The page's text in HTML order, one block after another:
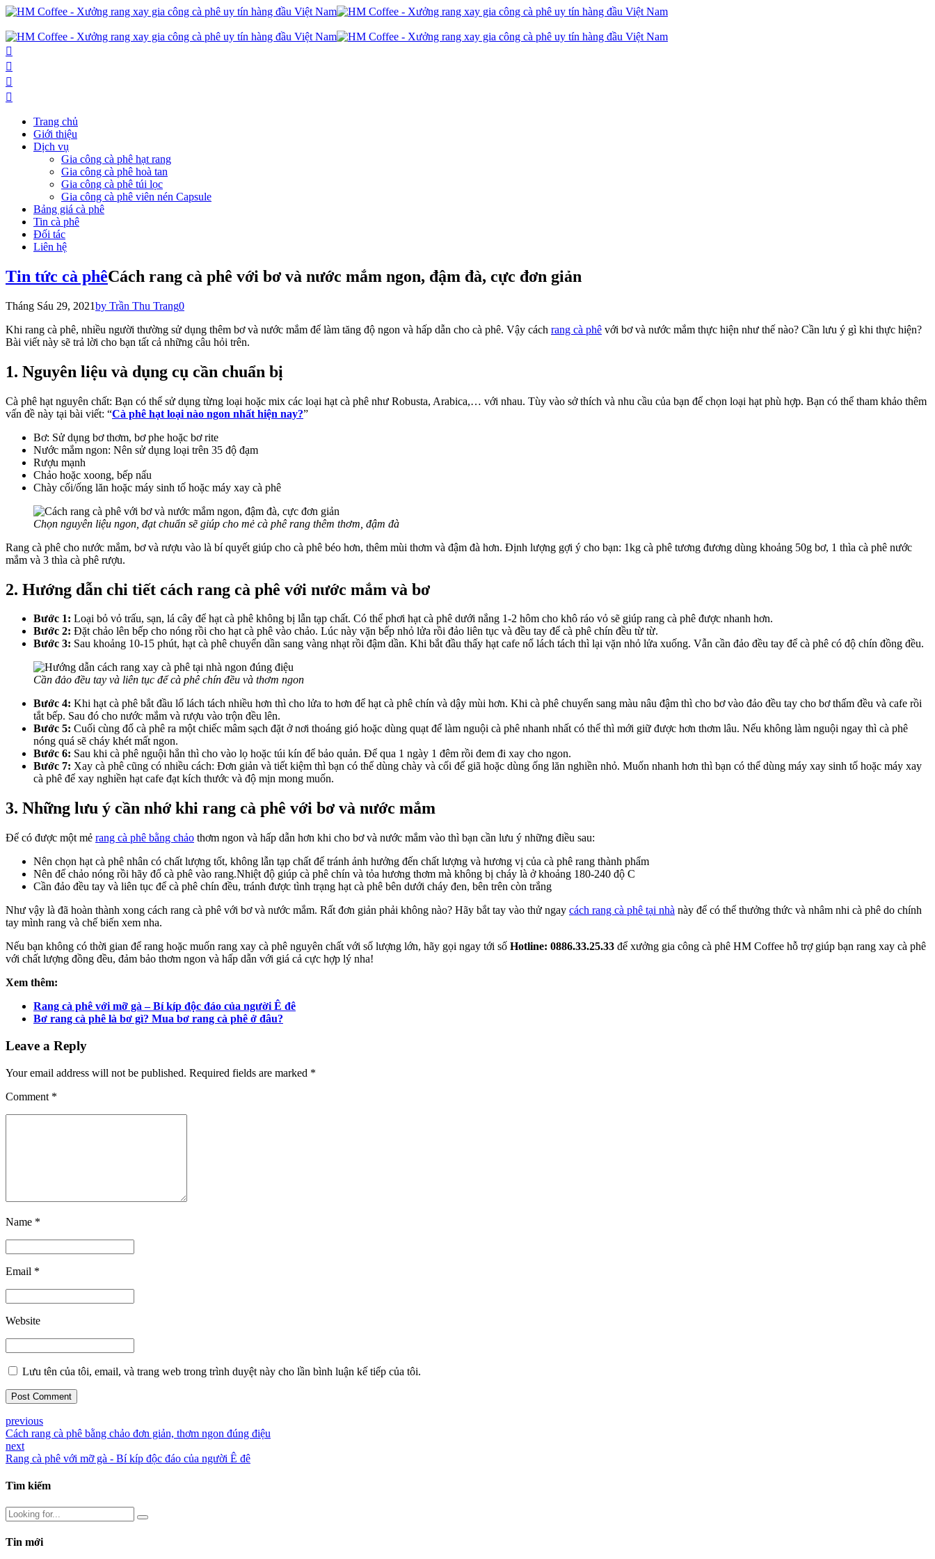
Trang chủ
Giới thiệu
Dịch vụ
Gia công cà phê hạt rang
Gia công cà phê hoà tan
Gia công cà phê túi lọc
Gia công cà phê viên nén Capsule
Bảng giá cà phê
Tin cà phê
Đối tác
Liên hệ
Tin tức cà phêCách rang cà phê với bơ và nước mắm ngon, đậm đà, cực đơn giản
Tháng Sáu 29, 2021by Trần Thu Trang0
Khi rang cà phê, nhiều người thường sử dụng thêm bơ và nước mắm để làm tăng độ ngon và hấp dẫn cho cà phê. Vậy cách rang cà phê với bơ và nước mắm thực hiện như thế nào? Cần lưu ý gì khi thực hiện?
Bài viết này sẽ trả lời cho bạn tất cả những câu hỏi trên.
1. Nguyên liệu và dụng cụ cần chuẩn bị
Cà phê hạt nguyên chất: Bạn có thể sử dụng từng loại hoặc mix các loại hạt cà phê như Robusta, Arabica,… với nhau. Tùy vào sở thích và nhu cầu của bạn để chọn loại hạt phù hợp. Bạn có thể tham khảo thêm
vấn đề này tại bài viết: “Cà phê hạt loại nào ngon nhất hiện nay?”
Bơ: Sử dụng bơ thơm, bơ phe hoặc bơ rite
Nước mắm ngon: Nên sử dụng loại trên 35 độ đạm
Rượu mạnh
Chảo hoặc xoong, bếp nấu
Chày cối/ống lăn hoặc máy sinh tố hoặc máy xay cà phê
Chọn nguyên liệu ngon, đạt chuẩn sẽ giúp cho mẻ cà phê rang thêm thơm, đậm đà
Rang cà phê cho nước mắm, bơ và rượu vào là bí quyết giúp cho cà phê béo hơn, thêm mùi thơm và đậm đà hơn. Định lượng gợi ý cho bạn: 1kg cà phê tương đương dùng khoảng 50g bơ, 1 thìa cà phê nước
mắm và 3 thìa cà phê rượu.
2. Hướng dẫn chi tiết cách rang cà phê với nước mắm và bơ
Bước 1: Loại bỏ vỏ trấu, sạn, lá cây để hạt cà phê không bị lẫn tạp chất. Có thể phơi hạt cà phê dưới nắng 1-2 hôm cho khô ráo vỏ sẽ giúp rang cà phê được nhanh hơn.
Bước 2: Đặt chảo lên bếp cho nóng rồi cho hạt cà phê vào chảo. Lúc này vặn bếp nhỏ lửa rồi đảo liên tục và đều tay để cà phê chín đều từ từ.
Bước 3: Sau khoảng 10-15 phút, hạt cà phê chuyển dần sang vàng nhạt rồi đậm dần. Khi bắt đầu thấy hạt cafe nổ lách tách thì lại vặn nhỏ lửa xuống. Vẫn cần đảo đều tay để cà phê có độ chín đồng đều.
Cần đảo đều tay và liên tục để cà phê chín đều và thơm ngon
Bước 4: Khi hạt cà phê bắt đầu lổ lách tách nhiều hơn thì cho lửa to hơn để hạt cà phê chín và dậy mùi hơn. Khi cà phê chuyển sang màu nâu đậm thì cho bơ vào đảo đều tay cho bơ thấm đều và cafe rồi
tắt bếp. Sau đó cho nước mắm và rượu vào trộn đều lên.
Bước 5: Cuối cùng đổ cà phê ra một chiếc mâm sạch đặt ở nơi thoáng gió hoặc dùng quạt để làm nguội cà phê nhanh nhất có thể thì mới giữ được hơn thơm lâu. Nếu không làm nguội ngay thì cà phê
nóng quá sẽ cháy khét mất ngon.
Bước 6: Sau khi cà phê nguội hẳn thì cho vào lọ hoặc túi kín để bảo quản. Để qua 1 ngày 1 đêm rồi đem đi xay cho ngon.
Bước 7: Xay cà phê cũng có nhiều cách: Đơn giản và tiết kiệm thì bạn có thể dùng chày và cối để giã hoặc dùng ống lăn nghiền nhỏ. Muốn nhanh hơn thì bạn có thể dùng máy xay sinh tố hoặc máy xay
cà phê để xay nghiền hạt cafe đạt kích thước và độ mịn mong muốn.
3. Những lưu ý cần nhớ khi rang cà phê với bơ và nước mắm
Để có được một mẻ rang cà phê bằng chảo thơm ngon và hấp dẫn hơn khi cho bơ và nước mắm vào thì bạn cần lưu ý những điều sau:
Nên chọn hạt cà phê nhân có chất lượng tốt, không lẫn tạp chất để tránh ảnh hưởng đến chất lượng và hương vị của cà phê rang thành phẩm
Nên để chảo nóng rồi hãy đổ cà phê vào rang.Nhiệt độ giúp cà phê chín và tỏa hương thơm mà không bị cháy là ở khoảng 180-240 độ C
Cần đảo đều tay và liên tục để cà phê chín đều, tránh được tình trạng hạt cà phê bên dưới cháy đen, bên trên còn trắng
Như vậy là đã hoàn thành xong cách rang cà phê với bơ và nước mắm. Rất đơn giản phải không nào? Hãy bắt tay vào thử ngay cách rang cà phê tại nhà này để có thể thưởng thức và nhâm nhi cà phê do chính
tay mình rang và chế biến xem nha.
Nếu bạn không có thời gian để rang hoặc muốn rang xay cà phê nguyên chất với số lượng lớn, hãy gọi ngay tới số Hotline: 0886.33.25.33 để xưởng gia công cà phê HM Coffee hỗ trợ giúp bạn rang xay cà phê
với chất lượng đồng đều, đảm bảo thơm ngon và hấp dẫn với giá cả cực hợp lý nha!
Xem thêm:
Rang cà phê với mỡ gà – Bí kíp độc đáo của người Ê đê
Bơ rang cà phê là bơ gì? Mua bơ rang cà phê ở đâu?
Leave a Reply
Your email address will not be published. Required fields are marked *
Comment *
Name *
Email *
Website
Lưu tên của tôi, email, và trang web trong trình duyệt này cho lần bình luận kế tiếp của tôi.
Post Comment
previous
Cách rang cà phê bằng chảo đơn giản, thơm ngon đúng điệu
next
Rang cà phê với mỡ gà - Bí kíp độc đáo của người Ê đê
Tìm kiếm
Tin mới